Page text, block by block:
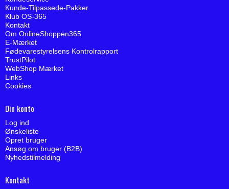
Kunde-Tilpassede-Pakker
Klub OS-365
Kontakt
Om OnlineShoppen365
E-Mærket
Fødevarestyrelsens Kontrolrapport
TrustPilot
WebShop Mærket
Links
Cookies
Din konto
Log ind
Ønskeliste
Opret bruger
Ansøg om bruger (B2B)
Nyhedstilmelding
Kontakt